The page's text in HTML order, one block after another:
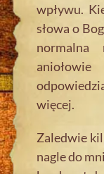
wpływu.
słowa o
normalna
więcej.
Zaledwie
nagle do